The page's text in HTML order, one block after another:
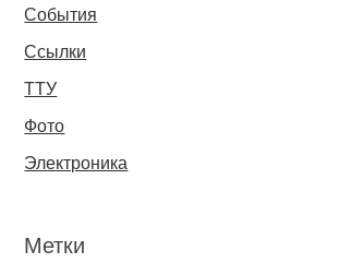
События
Ссылки
ТТУ
Фото
Электроника
Метки